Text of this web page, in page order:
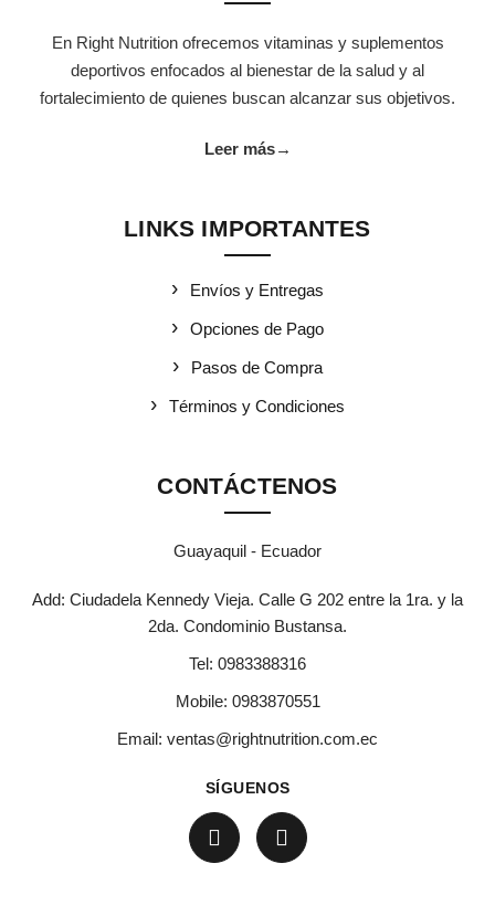
En Right Nutrition ofrecemos vitaminas y suplementos
deportivos enfocados al bienestar de la salud y al
fortalecimiento de quienes buscan alcanzar sus objetivos.
Leer más→
LINKS IMPORTANTES
Envíos y Entregas
Opciones de Pago
Pasos de Compra
Términos y Condiciones
CONTÁCTENOS
Guayaquil - Ecuador
Add: Ciudadela Kennedy Vieja. Calle G 202 entre la 1ra. y la
2da. Condominio Bustansa.
Tel: 0983388316
Mobile: 0983870551
Email: ventas@rightnutrition.com.ec
SÍGUENOS